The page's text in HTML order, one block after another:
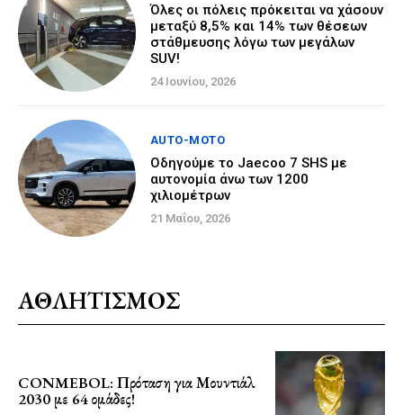
Όλες οι πόλεις πρόκειται να χάσουν
μεταξύ 8,5% και 14% των θέσεων
στάθμευσης λόγω των μεγάλων
SUV!
24 Ιουνίου, 2026
AUTO-MOTO
Οδηγούμε το Jaecoo 7 SHS με
αυτονομία άνω των 1200
χιλιομέτρων
21 Μαΐου, 2026
ΑΘΛΗΤΙΣΜΟΣ
CONMEBOL: Πρόταση για Μουντιάλ
2030 με 64 ομάδες!